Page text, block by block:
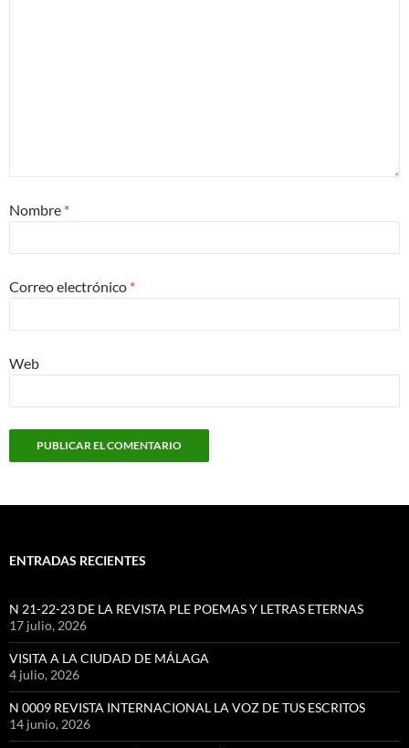
Nombre *
Correo electrónico *
Web
ENTRADAS RECIENTES
N 21-22-23 DE LA REVISTA PLE POEMAS Y LETRAS ETERNAS
17 julio, 2026
VISITA A LA CIUDAD DE MÁLAGA
4 julio, 2026
N 0009 REVISTA INTERNACIONAL LA VOZ DE TUS ESCRITOS
14 junio, 2026